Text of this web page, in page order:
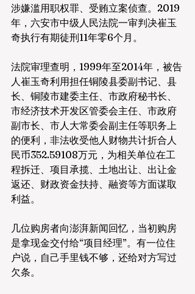
涉嫌滥用职权罪、受贿立案侦查。2019
年，六安市中级人民法院一审判决崔玉
奇执行有期徒刑11年零6个月。
法院审理查明，1999年至2014年，被告
人崔玉奇利用担任铜陵县委副书记、县
长、铜陵市建委主任、市政府秘书长、
市经济技术开发区管委会主任、市政府
副市长、市人大常委会副主任等职务上
的便利，非法收受他人财物共计折合人
民币352.59108万元，为相关单位在工
程拆迁、项目承揽、土地出让、出让金
返还、财政资金扶持、融资等方面谋取
利益。
几位购房者向澎湃新闻回忆，当初购房
是拿现金交付给“项目经理”。有一位住
户说，自己手里钱不够，还给对方写过
欠条。